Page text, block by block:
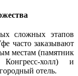
сложных этапов
часто заказывают
местам (памятник
холл) и
отель.